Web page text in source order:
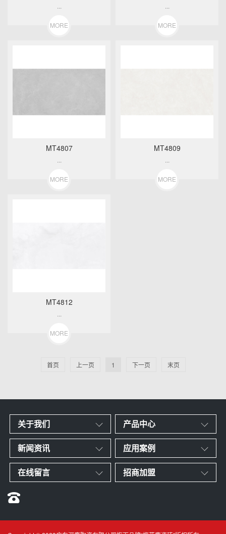
...
MORE
...
MORE
MT4807
...
MORE
MT4809
...
MORE
MT4812
...
MORE
首页 上一页 1 下一页 末页
关于我们 产品中心
新闻资讯 应用案例
在线留言 招商加盟